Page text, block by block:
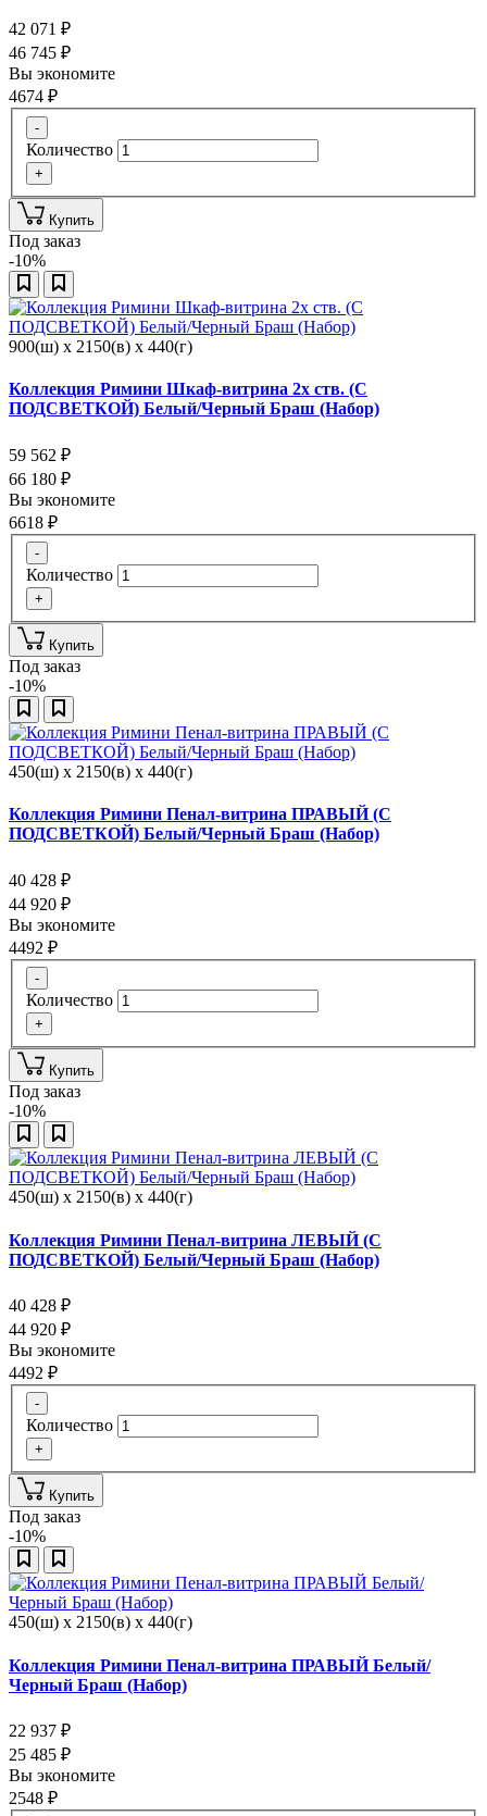
42 071 ₽
46 745 ₽
Вы экономите
4674 ₽
-
Количество
+
Купить
Под заказ
-10%
900(ш) x 2150(в) x 440(г)
Коллекция Римини Шкаф-витрина 2х ств. (С
ПОДСВЕТКОЙ) Белый/Черный Браш (Набор)
59 562 ₽
66 180 ₽
Вы экономите
6618 ₽
-
Количество
+
Купить
Под заказ
-10%
450(ш) x 2150(в) x 440(г)
Коллекция Римини Пенал-витрина ПРАВЫЙ (С
ПОДСВЕТКОЙ) Белый/Черный Браш (Набор)
40 428 ₽
44 920 ₽
Вы экономите
4492 ₽
-
Количество
+
Купить
Под заказ
-10%
450(ш) x 2150(в) x 440(г)
Коллекция Римини Пенал-витрина ЛЕВЫЙ (С
ПОДСВЕТКОЙ) Белый/Черный Браш (Набор)
40 428 ₽
44 920 ₽
Вы экономите
4492 ₽
-
Количество
+
Купить
Под заказ
-10%
450(ш) x 2150(в) x 440(г)
Коллекция Римини Пенал-витрина ПРАВЫЙ Белый/
Черный Браш (Набор)
22 937 ₽
25 485 ₽
Вы экономите
2548 ₽